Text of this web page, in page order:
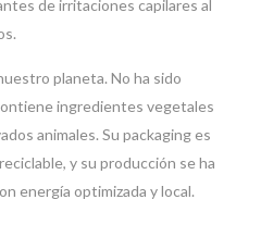
de irritaciones capilares al
planeta. No ha sido
ingredientes vegetales
animales. Su packaging es
y su producción se ha
energía optimizada y local.